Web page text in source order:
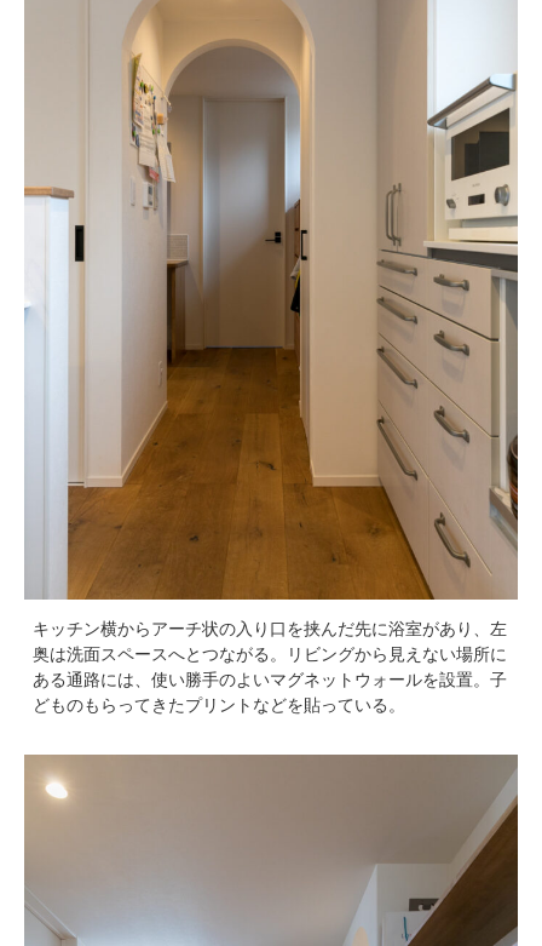
キッチン横からアーチ状の入り口を挟んだ先に浴室があり、左
奥は洗面スペースへとつながる。リビングから見えない場所に
ある通路には、使い勝手のよいマグネットウォールを設置。子
どものもらってきたプリントなどを貼っている。